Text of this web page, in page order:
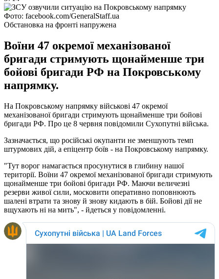
Фото: facebook.com/GeneralStaff.ua
Обстановка на фронті напружена
Воїни 47 окремої механізованої
бригади стримують щонайменше три
бойові бригади РФ на Покровському
напрямку.
На Покровському напрямку військові 47 окремої
механізованої бригади стримують щонайменше три бойові
бригади РФ. Про це 8 червня повідомили Сухопутні війська.
Зазначається, що російські окупанти не зменшують темп
штурмових дій, а епіцентр боїв - на Покровському напрямку.
"Тут ворог намагається просунутися в глибину нашої
території. Воїни 47 окремої механізованої бригади стримують
щонайменше три бойові бригади РФ. Маючи величезні
резерви живої сили, московити оперативно поповнюють
шалені втрати та знову й знову кидають в бій. Бойові дії не
вщухають ні на мить", - йдеться у повідомленні.